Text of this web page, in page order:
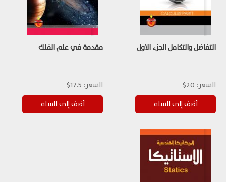
التفاضل والتكامل الجزء الاول
السعر: 20$
مقدمة في علم الفلك
السعر: 17.5$